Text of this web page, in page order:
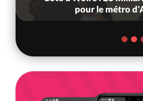
pour le métro